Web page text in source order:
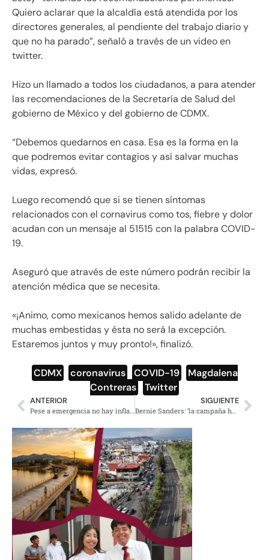
Quiero aclarar que la alcaldía está atendida por los
directores generales, al pendiente del trabajo diario y
que no ha parado”, señaló a través de un video en
twitter.
Hizo un llamado a todos los ciudadanos, a para atender
las recomendaciones de la Secretaría de Salud del
gobierno de México y del gobierno de CDMX.
“Debemos quedarnos en casa. Esa es la forma en la
que podremos evitar contagios y así salvar muchas
vidas, expresó.
Luego recomendó que si se tienen síntomas
relacionados con el cornavirus como tos, fiebre y dolor
acudan con un mensaje al 51515 con la palabra COVID-
19.
Aseguró que através de este número podrán recibir la
atención médica que se necesita.
«¡Animo, como mexicanos hemos salido adelante de
muchas embestidas y ésta no será la excepción.
Estaremos juntos y muy pronto!», finalizó.
CDMX coronavirus COVID-19
Magdalena
Contreras
Twitter
ANTERIOR
Pese a emergencia no hay inflación, es por bajo precio de gasolina: AMLO
SIGUIENTE
Bernie Sanders: ‘la campaña ha terminado, la lucha continúa’